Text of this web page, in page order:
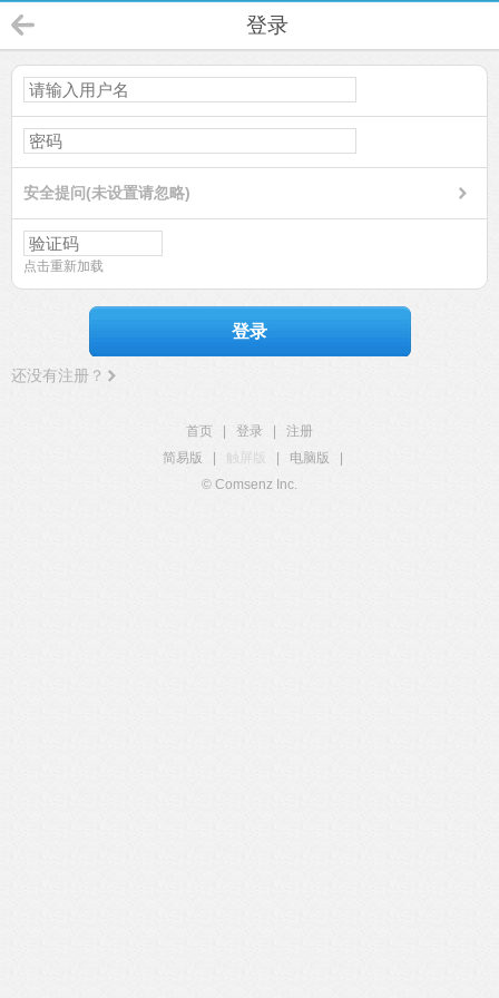
登录
安全提问(未设置请忽略)
点击重新加载
登录
还没有注册？
首页 登录
注册
简易版
触屏版 电脑版
© Comsenz Inc.